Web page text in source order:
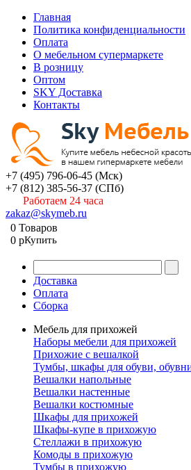
Главная
Политика конфиденциальности
Оплата
О мебельном супермаркете
В розницу
Оптом
SKY Доставка
Контакты
+7 (495) 796-06-45 (Мск)
+7 (812) 385-56-37 (СПб)
Работаем 24 часа
zakaz@skymeb.ru
0 Товаров
0 pКупить
Доставка
Оплата
Сборка
Мебель для прихожей
Наборы мебели для прихожей
Прихожие с вешалкой
Тумбы, шкафы для обуви,
Вешалки напольные
Вешалки настенные
Вешалки костюмные
Шкафы для прихожей
Шкафы-купе в прихожую
Стеллажи в прихожую
Комоды в прихожую
Тумбы в прихожую